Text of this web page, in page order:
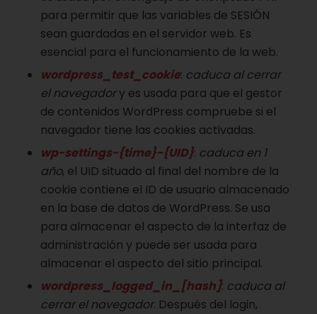
para permitir que las variables de SESIÓN
sean guardadas en el servidor web. Es
esencial para el funcionamiento de la web.
wordpress_test_cookie: caduca al cerrar
el navegadory es usada para que el gestor
de contenidos WordPress compruebe si el
navegador tiene las cookies activadas.
wp-settings-{time}-{UID}: caduca en 1
año, el UID situado al final del nombre de la
cookie contiene el ID de usuario almacenado
en la base de datos de WordPress. Se usa
para almacenar el aspecto de la interfaz de
administración y puede ser usada para
almacenar el aspecto del sitio principal.
wordpress_logged_in_[hash]: caduca al
cerrar el navegador. Después del login,